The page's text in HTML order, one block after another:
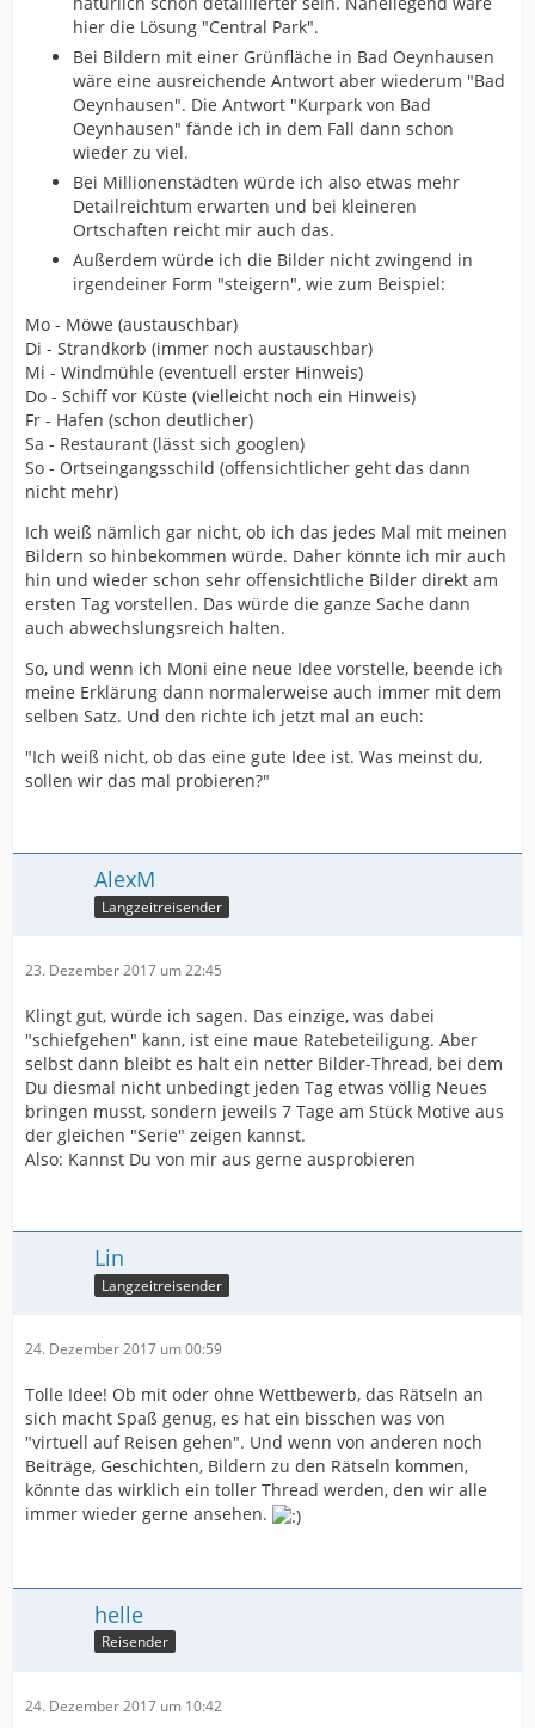
hier die Lösung "Central Park".
Bei Bildern mit einer Grünfläche in Bad Oeynhausen
wäre eine ausreichende Antwort aber wiederum "Bad
Oeynhausen". Die Antwort "Kurpark von Bad
Oeynhausen" fände ich in dem Fall dann schon
wieder zu viel.
Bei Millionenstädten würde ich also etwas mehr
Detailreichtum erwarten und bei kleineren
Ortschaften reicht mir auch das.
Außerdem würde ich die Bilder nicht zwingend in
irgendeiner Form "steigern", wie zum Beispiel:
Mo - Möwe (austauschbar)
Di - Strandkorb (immer noch austauschbar)
Mi - Windmühle (eventuell erster Hinweis)
Do - Schiff vor Küste (vielleicht noch ein Hinweis)
Fr - Hafen (schon deutlicher)
Sa - Restaurant (lässt sich googlen)
So - Ortseingangsschild (offensichtlicher geht das dann
nicht mehr)
Ich weiß nämlich gar nicht, ob ich das jedes Mal mit meinen
Bildern so hinbekommen würde. Daher könnte ich mir auch
hin und wieder schon sehr offensichtliche Bilder direkt am
ersten Tag vorstellen. Das würde die ganze Sache dann
auch abwechslungsreich halten.
So, und wenn ich Moni eine neue Idee vorstelle, beende ich
meine Erklärung dann normalerweise auch immer mit dem
selben Satz. Und den richte ich jetzt mal an euch:
"Ich weiß nicht, ob das eine gute Idee ist. Was meinst du,
sollen wir das mal probieren?"
AlexM
Langzeitreisender
23. Dezember 2017 um 22:45
Klingt gut, würde ich sagen. Das einzige, was dabei
"schiefgehen" kann, ist eine maue Ratebeteiligung. Aber
selbst dann bleibt es halt ein netter Bilder-Thread, bei dem
Du diesmal nicht unbedingt jeden Tag etwas völlig Neues
bringen musst, sondern jeweils 7 Tage am Stück Motive aus
der gleichen "Serie" zeigen kannst.
Also: Kannst Du von mir aus gerne ausprobieren
Lin
Langzeitreisender
24. Dezember 2017 um 00:59
Tolle Idee! Ob mit oder ohne Wettbewerb, das Rätseln an
sich macht Spaß genug, es hat ein bisschen was von
"virtuell auf Reisen gehen". Und wenn von anderen noch
Beiträge, Geschichten, Bildern zu den Rätseln kommen,
könnte das wirklich ein toller Thread werden, den wir alle
immer wieder gerne ansehen.
helle
Reisender
24. Dezember 2017 um 10:42